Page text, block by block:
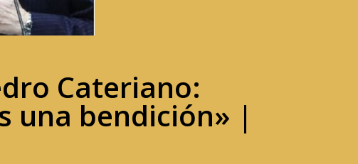
Cateriano:
una bendición» |